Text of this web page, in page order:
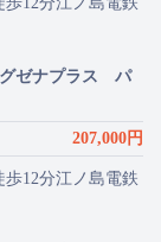
グゼナプラス パ
207,000円
12分江ノ島電鉄